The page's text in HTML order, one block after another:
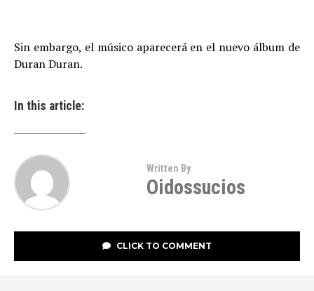
Sin embargo, el músico aparecerá en el nuevo álbum de
Duran Duran.
In this article:
Written By
Oidossucios
CLICK TO COMMENT